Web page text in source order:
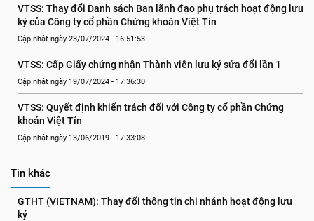
VTSS: Thay đổi Danh sách Ban lãnh đạo phụ trách hoạt động lưu
ký của Công ty cổ phần Chứng khoán Việt Tín
Cập nhật ngày 23/07/2024 - 16:51:53
VTSS: Cấp Giấy chứng nhận Thành viên lưu ký sửa đổi lần 1
Cập nhật ngày 19/07/2024 - 17:36:30
VTSS: Quyết định khiển trách đối với Công ty cổ phần Chứng
khoán Việt Tín
Cập nhật ngày 13/06/2019 - 17:33:08
Tin khác
GTHT (VIETNAM): Thay đổi thông tin chi nhánh hoạt động lưu
ký